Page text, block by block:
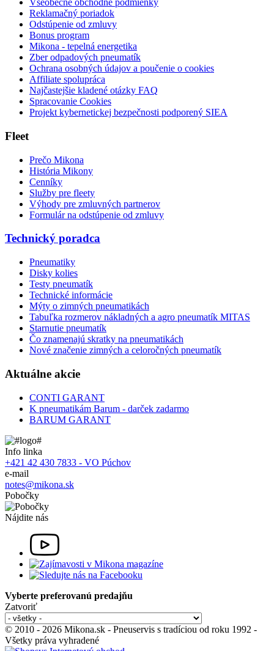
Všeobecné obchodné podmienky
Reklamačný poriadok
Odstúpenie od zmluvy
Bonus program
Mikona - tepelná energetika
Zber odpadových pneumatík
Ochrana osobných údajov a poučenie o cookies
Affiliate spolupráca
Najčastejšie kladené otázky FAQ
Spracovanie Cookies
Projekt kybernetickej bezpečnosti podporený SIEA
Fleet
Prečo Mikona
História Mikony
Cenníky
Služby pre fleety
Výhody pre zmluvných partnerov
Formulár na odstúpenie od zmluvy
Technický poradca
Pneumatiky
Disky kolies
Testy pneumatík
Technické informácie
Mýty o zimných pneumatikách
Tabuľka rozmerov nákladných a agro pneumatík MITAS
Starnutie pneumatík
Čo znamenajú skratky na pneumatikách
Nové značenie zimných a celoročných pneumatík
Aktuálne akcie
CONTI GARANT
K pneumatikám Barum - darček zadarmo
BARUM GARANT
Info linka
+421 42 430 7833 - VO Púchov
e-mail
notes@mikona.sk
Pobočky
Nájdite nás
Vyberte preferovanú predajňu
Zatvoriť
© 2010 - 2026 Mikona.sk - Pneuservis s tradíciou od roku 1992 -
Všetky práva vyhradené